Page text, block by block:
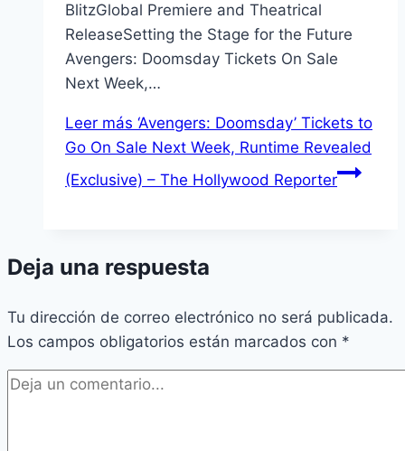
BlitzGlobal Premiere and Theatrical
ReleaseSetting the Stage for the Future
Avengers: Doomsday Tickets On Sale
Next Week,…
Leer más ‘Avengers: Doomsday’ Tickets to
Go On Sale Next Week, Runtime Revealed
(Exclusive) – The Hollywood Reporter
Deja una respuesta
Tu dirección de correo electrónico no será publicada.
Los campos obligatorios están marcados con *